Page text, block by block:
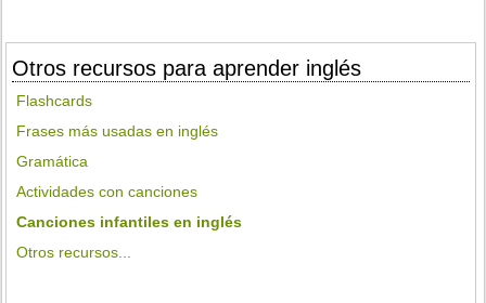
Otros recursos para aprender inglés
Flashcards
Frases más usadas en inglés
Gramática
Actividades con canciones
Canciones infantiles en inglés
Otros recursos...